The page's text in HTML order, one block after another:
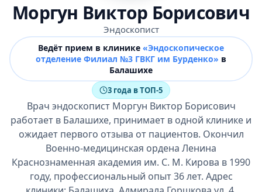
Моргун Виктор Борисович
Эндоскопист
Ведёт прием в клинике «Эндоскопическое
отделение Филиал №3 ГВКГ им Бурденко» в
Балашихе
3 года в ТОП-5
Врач эндоскопист Моргун Виктор Борисович
работает в Балашихе, принимает в одной клинике и
ожидает первого отзыва от пациентов. Окончил
Военно-медицинская ордена Ленина
Краснознаменная академия им. С. М. Кирова в 1990
году, профессиональный опыт 36 лет. Адрес